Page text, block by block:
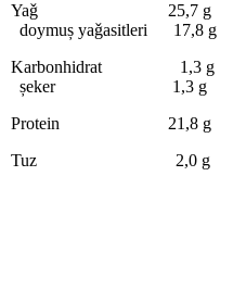
Yaǧ 25,7 g
doymuș yaǧasitleri 17,8 g
Karbonhidrat 1,3 g
șeker 1,3 g
Protein 21,8 g
Tuz 2,0 g